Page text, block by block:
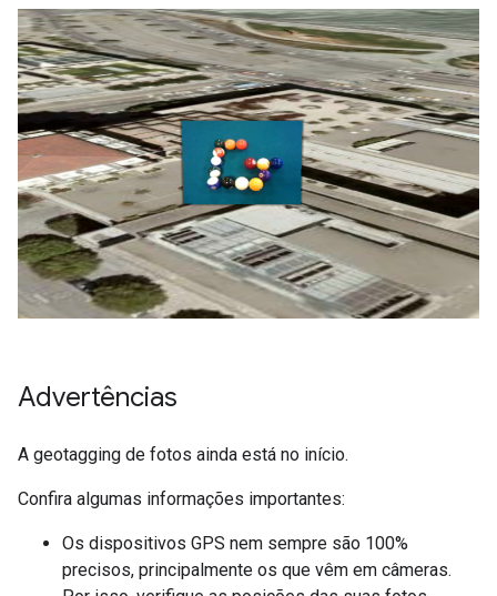
Advertências
A geotagging de fotos ainda está no início.
Confira algumas informações importantes:
Os dispositivos GPS nem sempre são 100%
precisos, principalmente os que vêm em câmeras.